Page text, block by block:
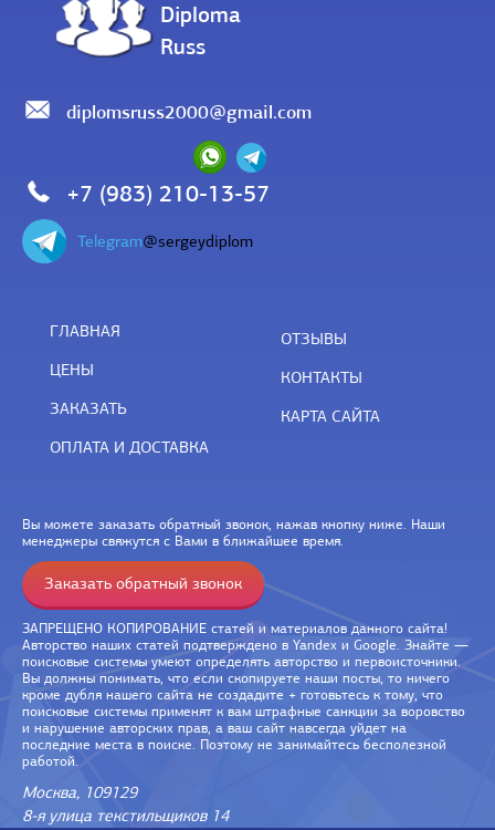
Diploma
Russ
diplomsruss2000@gmail.com
+7 (983) 210-13-57
Telegram@sergeydiplom
ГЛАВНАЯ
ЦЕНЫ
ЗАКАЗАТЬ
ОПЛАТА И ДОСТАВКА
ОТЗЫВЫ
КОНТАКТЫ
КАРТА САЙТА
Вы можете заказать обратный звонок, нажав кнопку ниже. Наши
менеджеры свяжутся с Вами в ближайшее время.
Заказать обратный звонок
ЗАПРЕЩЕНО КОПИРОВАНИЕ статей и материалов данного сайта!
Авторство наших статей подтверждено в Yandex и Google. Знайте —
поисковые системы умеют определять авторство и первоисточники.
Вы должны понимать, что если скопируете наши посты, то ничего
кроме дубля нашего сайта не создадите + готовьтесь к тому, что
поисковые системы применят к вам штрафные санкции за воровство
и нарушение авторских прав, а ваш сайт навсегда уйдет на
последние места в поиске. Поэтому не занимайтесь бесполезной
работой.
Москва, 109129
8-я улица текстильщиков 14